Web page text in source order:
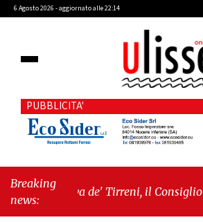
6 Agosto 2026 - aggiornato alle 22:14
PUBBLICITA'
Breaking
news:
"Cava de' Tirreni, il Consiglio
Fariello. L'opposizione lascia l'aula